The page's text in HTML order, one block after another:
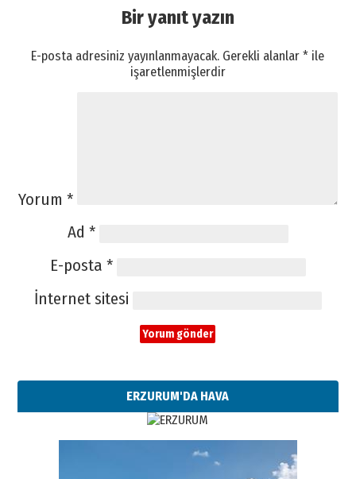
Bir yanıt yazın
E-posta adresiniz yayınlanmayacak. Gerekli alanlar* ile
işaretlenmişlerdir
Yorum *
Ad *
E-posta *
İnternet sitesi
ERZURUM'DA HAVA